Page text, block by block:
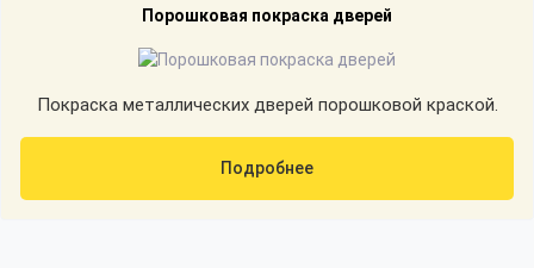
Порошковая покраска дверей
Покраска металлических дверей порошковой краской.
Подробнее